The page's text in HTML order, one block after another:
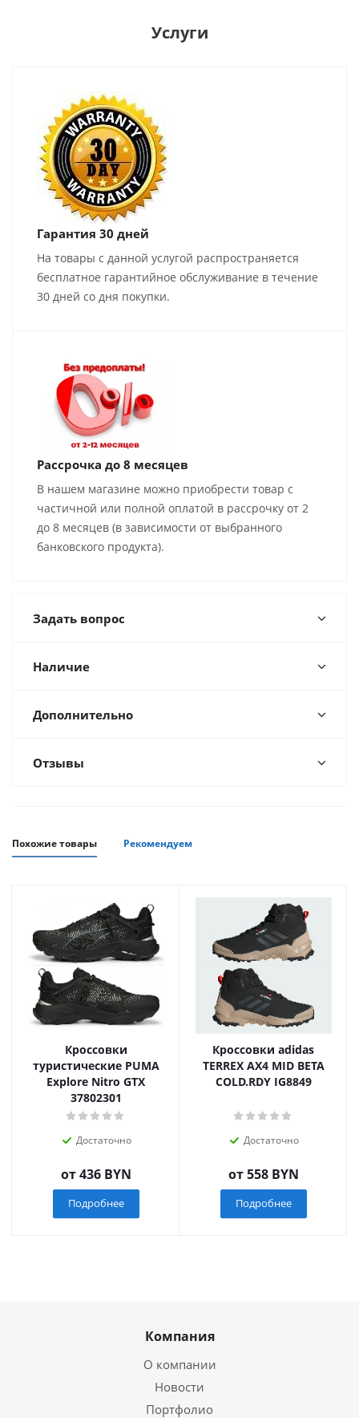
Услуги
Гарантия 30 дней
На товары с данной услугой распространяется
бесплатное гарантийное обслуживание в течение
30 дней со дня покупки.
Рассрочка до 8 месяцев
В нашем магазине можно приобрести товар с
частичной или полной оплатой в рассрочку от 2
до 8 месяцев (в зависимости от выбранного
банковского продукта).
Задать вопрос
Наличие
Дополнительно
Отзывы
Похожие товары Рекомендуем
Кроссовки
туристические PUMA
Explore Nitro GTX
37802301
Достаточно
от436 BYN
Подробнее
Кроссовки adidas
TERREX AX4 MID BETA
COLD.RDY IG8849
Достаточно
от558 BYN
Подробнее
Компания
О компании
Новости
Портфолио